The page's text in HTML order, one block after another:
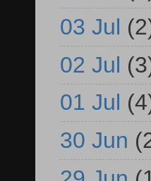
03 Jul
02 Jul
01 Jul
30 Jun